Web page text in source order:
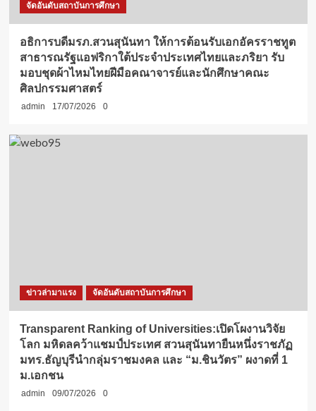
จัดอันดับสถาบันการศึกษา
อธิการบดีมรภ.สวนสุนันทา ให้การต้อนรับเอกอัครราชทูต
สาธารณรัฐแอฟริกาใต้ประจำประเทศไทยและภริยา รับ
มอบชุดผ้าไหมไทยฝีมือคณาจารย์และนักศึกษาคณะ
ศิลปกรรมศาสตร์
admin 17/07/2026 0
ข่าวล่ามาแรง จัดอันดับสถาบันการศึกษา
Transparent Ranking of Universities:เปิดโผงานวิจัย
โลก มหิดลคว้าแชมป์ประเทศ สวนสุนันทายืนหนึ่งราชภัฏ
มทร.ธัญบุรีนำกลุ่มราชมงคล และ “ม.ชินวัตร” ผงาดที่ 1
ม.เอกชน
admin 09/07/2026 0